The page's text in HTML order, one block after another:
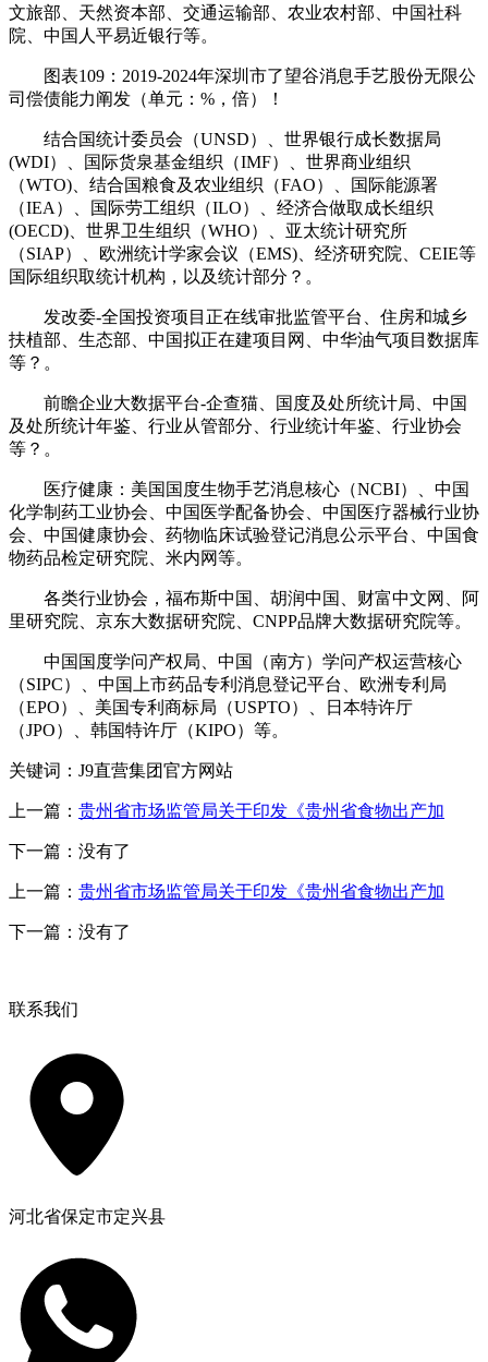
文旅部、天然资本部、交通运输部、农业农村部、中国社科
院、中国人平易近银行等。
图表109：2019-2024年深圳市了望谷消息手艺股份无限公
司偿债能力阐发（单元：%，倍）！
结合国统计委员会（UNSD）、世界银行成长数据局
(WDI）、国际货泉基金组织（IMF）、世界商业组织
（WTO)、结合国粮食及农业组织（FAO）、国际能源署
（IEA）、国际劳工组织（ILO）、经济合做取成长组织
(OECD)、世界卫生组织（WHO）、亚太统计研究所
（SIAP）、欧洲统计学家会议（EMS)、经济研究院、CEIE等
国际组织取统计机构，以及统计部分？。
发改委-全国投资项目正在线审批监管平台、住房和城乡
扶植部、生态部、中国拟正在建项目网、中华油气项目数据库
等？。
前瞻企业大数据平台-企查猫、国度及处所统计局、中国
及处所统计年鉴、行业从管部分、行业统计年鉴、行业协会
等？。
医疗健康：美国国度生物手艺消息核心（NCBI）、中国
化学制药工业协会、中国医学配备协会、中国医疗器械行业协
会、中国健康协会、药物临床试验登记消息公示平台、中国食
物药品检定研究院、米内网等。
各类行业协会，福布斯中国、胡润中国、财富中文网、阿
里研究院、京东大数据研究院、CNPP品牌大数据研究院等。
中国国度学问产权局、中国（南方）学问产权运营核心
（SIPC）、中国上市药品专利消息登记平台、欧洲专利局
（EPO）、美国专利商标局（USPTO）、日本特许厅
（JPO）、韩国特许厅（KIPO）等。
关键词：J9直营集团官方网站
上一篇： 贵州省市场监管局关于印发《贵州省食物出产加
下一篇：没有了
上一篇： 贵州省市场监管局关于印发《贵州省食物出产加
下一篇：没有了
联系我们
河北省保定市定兴县